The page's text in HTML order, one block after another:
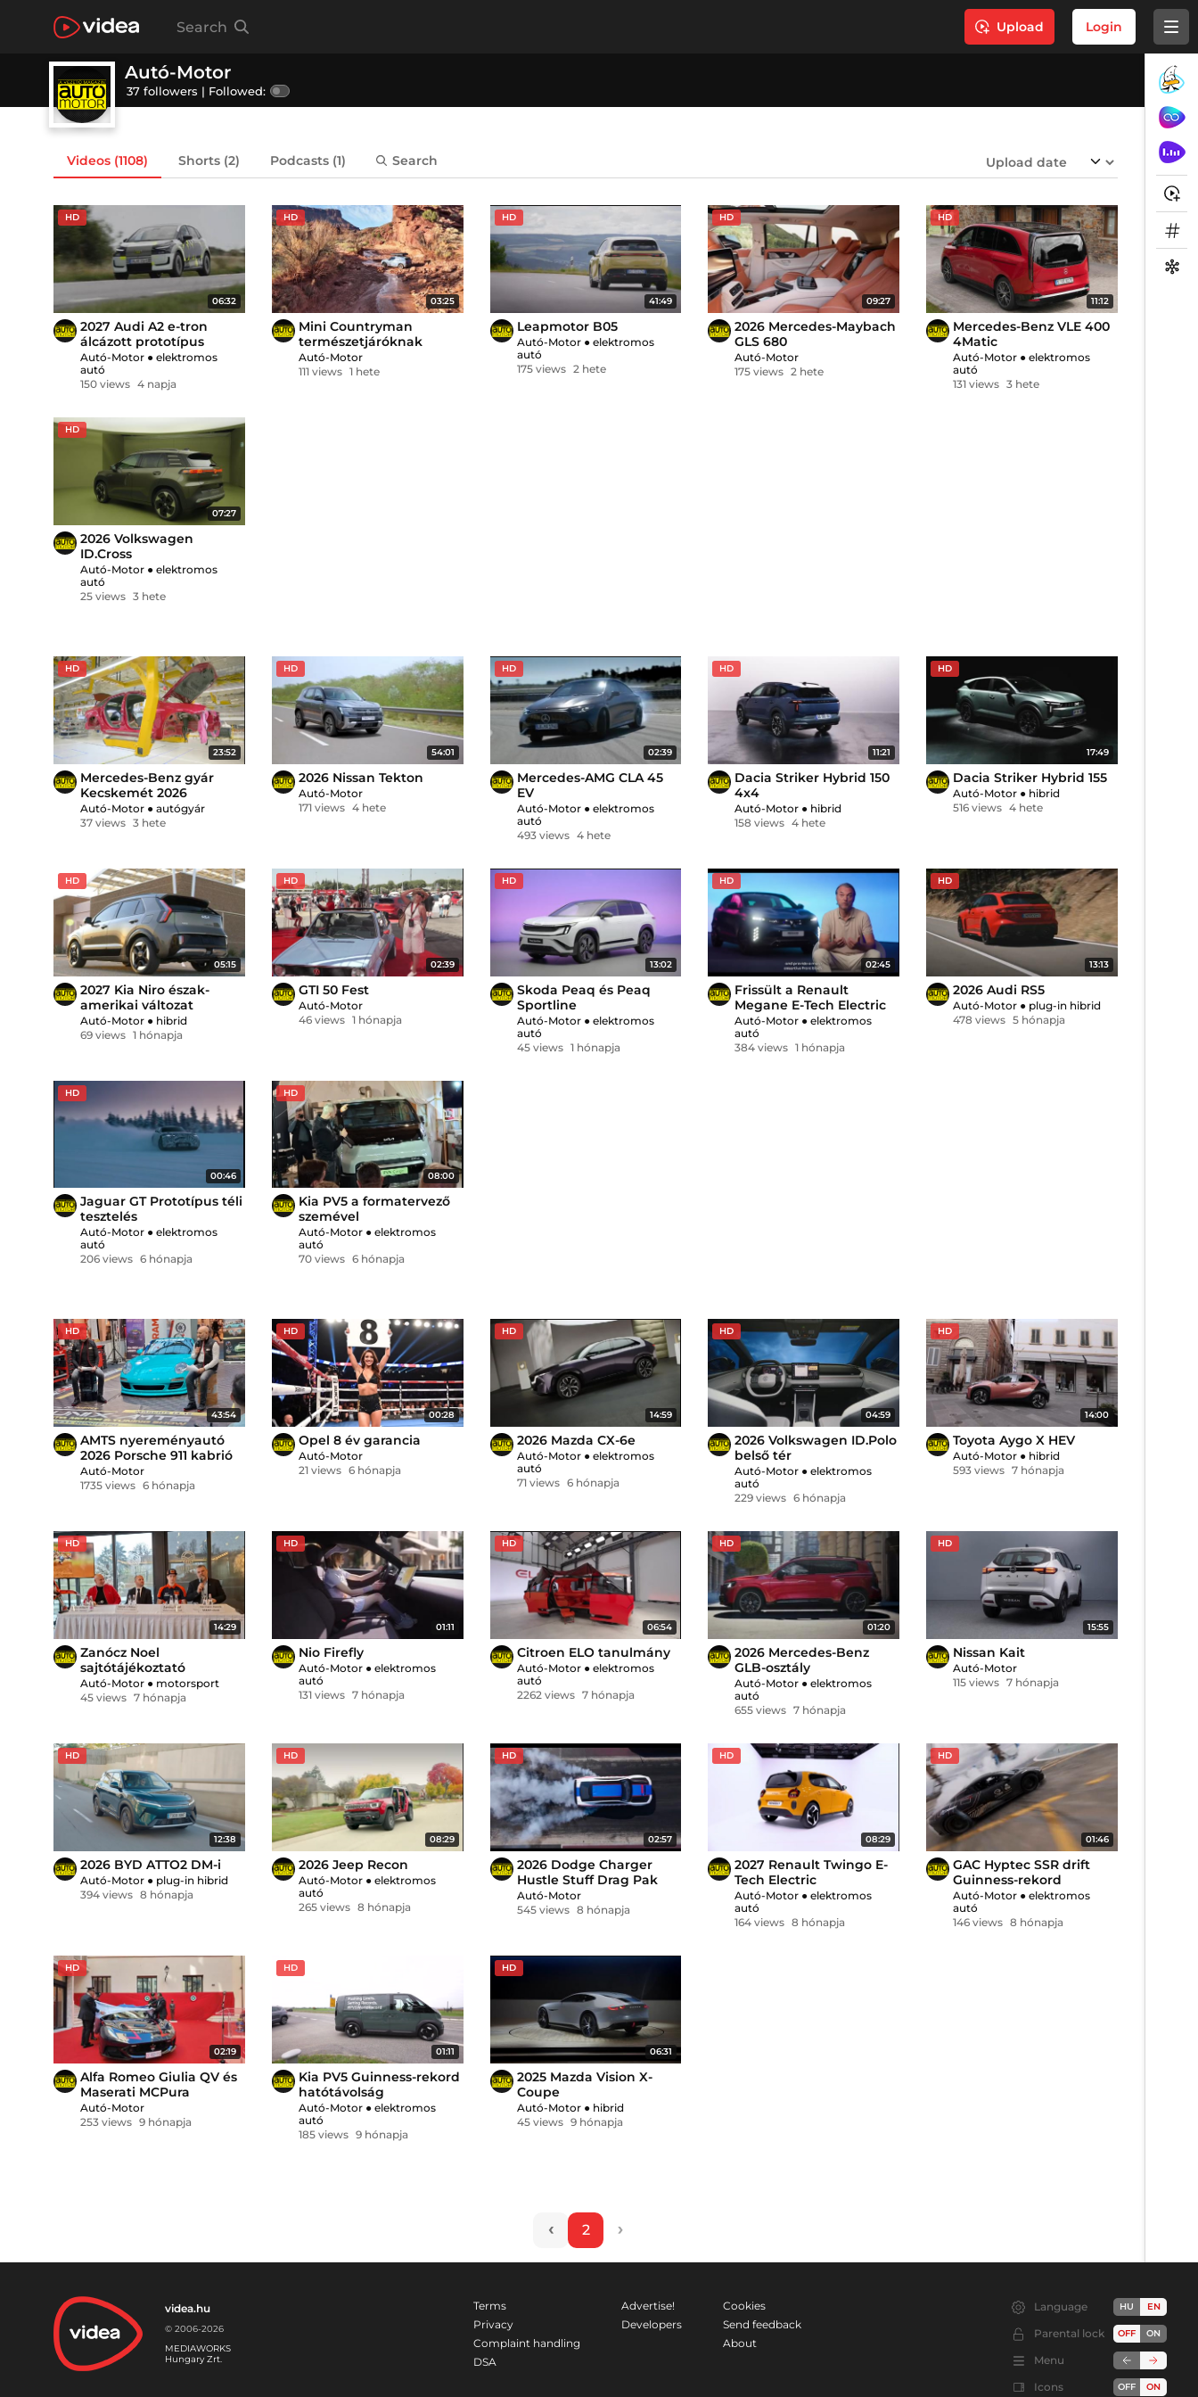
Search Upload Login
Autó-Motor
37 followers | Followed:
Videos (1108) Shorts (2) Podcasts (1) Search
HD
06:32
2027 Audi A2 e-tron
álcázott prototípus
Autó-Motor ● elektromos
autó
150 views 4 napja
HD
03:25
Mini Countryman
természetjáróknak
Autó-Motor
111 views 1 hete
HD
41:49
Leapmotor B05
Autó-Motor● elektromos
autó
175 views 2 hete
HD
09:27
2026 Mercedes-Maybach
GLS 680
Autó-Motor
175 views 2 hete
HD
11:12
Mercedes-Benz VLE 400
4Matic
Autó-Motor ●elektromos
autó
131 views 3 hete
HD
07:27
2026 Volkswagen
ID.Cross
Autó-Motor ● elektromos
autó
25 views 3 hete
HD
23:52
Mercedes-Benz gyár
Kecskemét 2026
Autó-Motor ● autógyár
37 views 3 hete
HD
54:01
2026 Nissan Tekton
Autó-Motor
171 views 4 hete
HD
02:39
Mercedes-AMG CLA 45
EV
Autó-Motor● elektromos
autó
493 views 4 hete
HD
11:21
Dacia Striker Hybrid 150
4x4
Autó-Motor ● hibrid
158 views 4 hete
HD
17:49
Dacia Striker Hybrid 155
Autó-Motor ● hibrid
516 views 4 hete
HD
05:15
2027 Kia Niro észak-
amerikai változat
Autó-Motor ● hibrid
69 views 1 hónapja
HD
02:39
GTI 50 Fest
Autó-Motor
46 views 1 hónapja
HD
13:02
Skoda Peaq és Peaq
Sportline
Autó-Motor● elektromos
autó
45 views 1 hónapja
HD
02:45
Frissült a Renault
Megane E-Tech Electric
megjelenése és
technikája
Autó-Motor ●elektromos
autó
384 views 1 hónapja
HD
13:13
2026 Audi RS5
Autó-Motor ● plug-in hibrid
478 views 5 hónapja
HD
00:46
Jaguar GT Prototípus téli
tesztelés
Autó-Motor ● elektromos
autó
206 views 6 hónapja
HD
08:00
Kia PV5 a formatervező
szemével
Autó-Motor● elektromos
autó
70 views 6 hónapja
HD
43:54
AMTS nyereményautó
2026 Porsche 911 kabrió
Autó-Motor
1735 views 6 hónapja
HD
00:28
Opel 8 év garancia
Autó-Motor
21 views 6 hónapja
HD
14:59
2026 Mazda CX-6e
Autó-Motor● elektromos
autó
71 views 6 hónapja
HD
04:59
2026 Volkswagen ID.Polo
belső tér
Autó-Motor ●elektromos
autó
229 views 6 hónapja
HD
14:00
Toyota Aygo X HEV
Autó-Motor ● hibrid
593 views 7 hónapja
HD
14:29
Zanócz Noel
sajtótájékoztató
2025.12.19.
Autó-Motor ● motorsport
45 views 7 hónapja
HD
01:11
Nio Firefly
Autó-Motor● elektromos
autó
131 views 7 hónapja
HD
06:54
Citroen ELO tanulmány
Autó-Motor● elektromos
autó
2262 views 7 hónapja
HD
01:20
2026 Mercedes-Benz
GLB-osztály
Autó-Motor ●elektromos
autó
655 views 7 hónapja
HD
15:55
Nissan Kait
Autó-Motor
115 views 7 hónapja
HD
12:38
2026 BYD ATTO2 DM-i
Autó-Motor ● plug-in hibrid
394 views 8 hónapja
HD
08:29
2026 Jeep Recon
Autó-Motor● elektromos
autó
265 views 8 hónapja
HD
02:57
2026 Dodge Charger
Hustle Stuff Drag Pak
Autó-Motor
545 views 8 hónapja
HD
08:29
2027 Renault Twingo E-
Tech Electric
Autó-Motor ●elektromos
autó
164 views 8 hónapja
HD
01:46
GAC Hyptec SSR drift
Guinness-rekord
Autó-Motor ●elektromos
autó
146 views 8 hónapja
HD
02:19
Alfa Romeo Giulia QV és
Maserati MCPura
rendőrautó
Autó-Motor
253 views 9 hónapja
HD
01:11
Kia PV5 Guinness-rekord
hatótávolság
Autó-Motor● elektromos
autó
185 views 9 hónapja
HD
06:31
2025 Mazda Vision X-
Coupe
Autó-Motor● hibrid
45 views 9 hónapja
‹ 2 ›
videa.hu
© 2006-2026
MEDIAWORKS
Hungary Zrt.
Terms
Privacy
Complaint handling
DSA
Advertise!
Developers
Cookies
Send feedback
About
Language
Parental lock
Menu
Icons
HU EN
OFF ON
OFF ON